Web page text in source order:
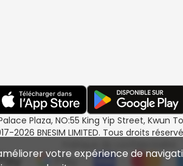
Plaza, NO:55 King Yip Street, Kwun
2026 BNESIM LIMITED. Tous droits
votre expérience de